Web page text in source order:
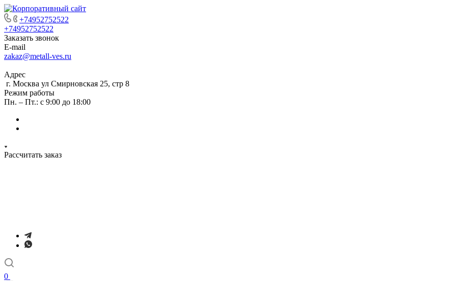
+74952752522
+74952752522
Заказать звонок
E-mail
zakaz@metall-ves.ru
Адрес
г. Москва ул Смирновская 25, стр 8
Режим работы
Пн. – Пт.: с 9:00 до 18:00
Рассчитать заказ
0